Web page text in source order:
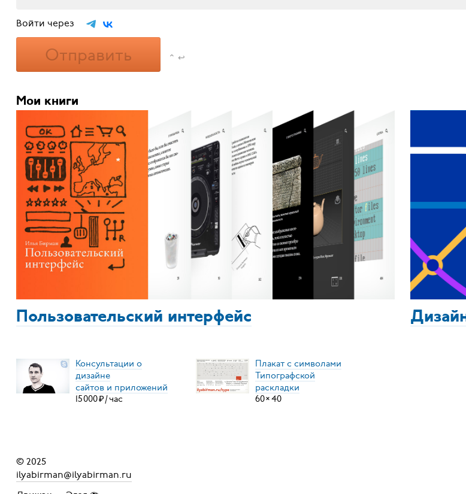
Войти через
Отправить ⌃ ↩
Мои книги
Пользовательский интерфейс
Консультации о
дизайне
сайтов и приложений
15000₽/час
Плакат с символами
Типографской
раскладки
60×40
© 2025
ilyabirman@ilyabirman.ru